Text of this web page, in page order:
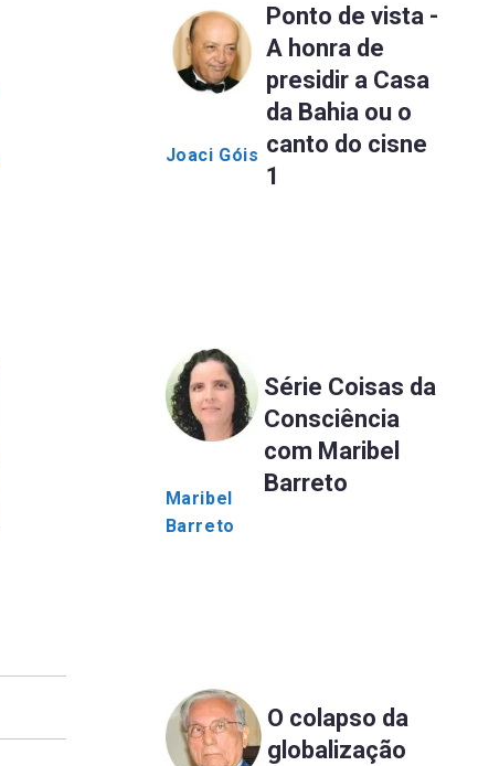
Joaci Góis
Ponto de vista -
A honra de
presidir a Casa
da Bahia ou o
canto do cisne
1
Maribel
Barreto
Série Coisas da
Consciência
com Maribel
Barreto
O colapso da
globalização